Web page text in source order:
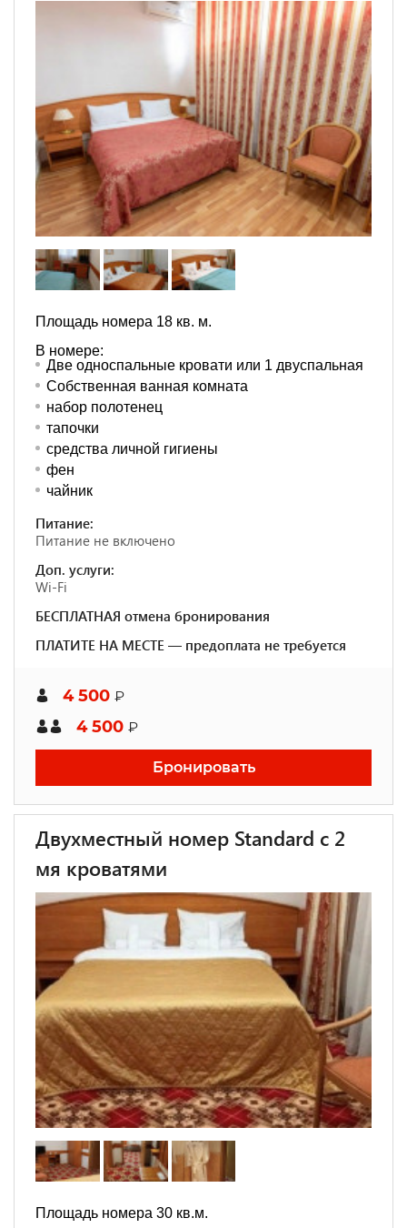
Площадь номера 18 кв. м.
В номере:
Две односпальные кровати или 1 двуспальная
Собственная ванная комната
набор полотенец
тапочки
средства личной гигиены
фен
чайник
Питание:
Питание не включено
Доп. услуги:
Wi-Fi
БЕСПЛАТНАЯ отмена бронирования
ПЛАТИТЕ НА МЕСТЕ — предоплата не требуется
4 500 ₽
4 500 ₽
Бронировать
Двухместный номер Standard с 2
мя кроватями
Площадь номера 30 кв.м.